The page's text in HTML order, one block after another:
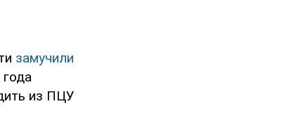
замучили
из ПЦУ